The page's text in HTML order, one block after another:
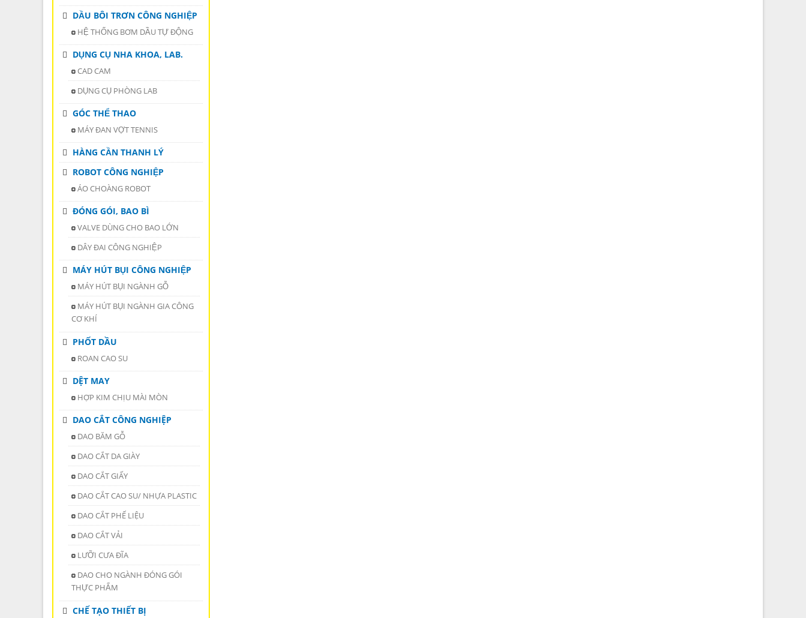
DẦU BÔI TRƠN CÔNG NGHIỆP
HỆ THỐNG BƠM DẦU TỰ ĐỘNG
DỤNG CỤ NHA KHOA, LAB.
CAD CAM
DỤNG CỤ PHÒNG LAB
GÓC THỂ THAO
MÁY ĐAN VỢT TENNIS
HÀNG CẦN THANH LÝ
ROBOT CÔNG NGHIỆP
ÁO CHOÀNG ROBOT
ĐÓNG GÓI, BAO BÌ
VALVE DÙNG CHO BAO LỚN
DÂY ĐAI CÔNG NGHIỆP
MÁY HÚT BỤI CÔNG NGHIỆP
MÁY HÚT BỤI NGÀNH GỖ
MÁY HÚT BỤI NGÀNH GIA CÔNG
CƠ KHÍ
PHỐT DẦU
ROAN CAO SU
DỆT MAY
HỢP KIM CHỊU MÀI MÒN
DAO CẮT CÔNG NGHIỆP
DAO BĂM GỖ
DAO CẮT DA GIÀY
DAO CẮT GIẤY
DAO CẮT CAO SU/ NHỰA PLASTIC
DAO CẮT PHẾ LIỆU
DAO CẮT VẢI
LƯỠI CƯA ĐĨA
DAO CHO NGÀNH ĐÓNG GÓI
THỰC PHẨM
CHẾ TẠO THIẾT BỊ